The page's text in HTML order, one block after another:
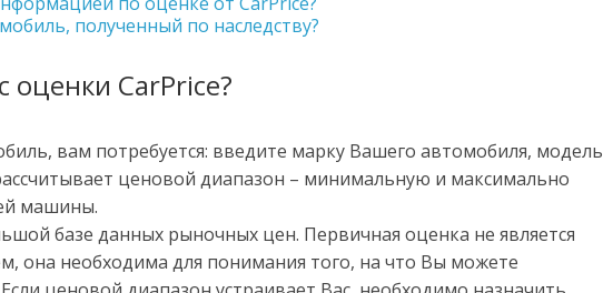
полученный по наследству?
оценки CarPrice?
вам потребуется: введите марку Вашего автомобиля, модель
ценовой диапазон – минимальную и максимально
машины.
базе данных рыночных цен. Первичная оценка не является
она необходима для понимания того, на что Вы можете